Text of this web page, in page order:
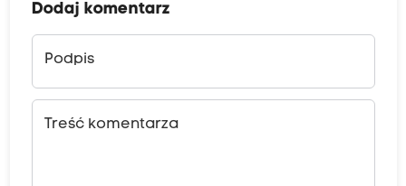
Dodaj komentarz
Podpis
Treść komentarza